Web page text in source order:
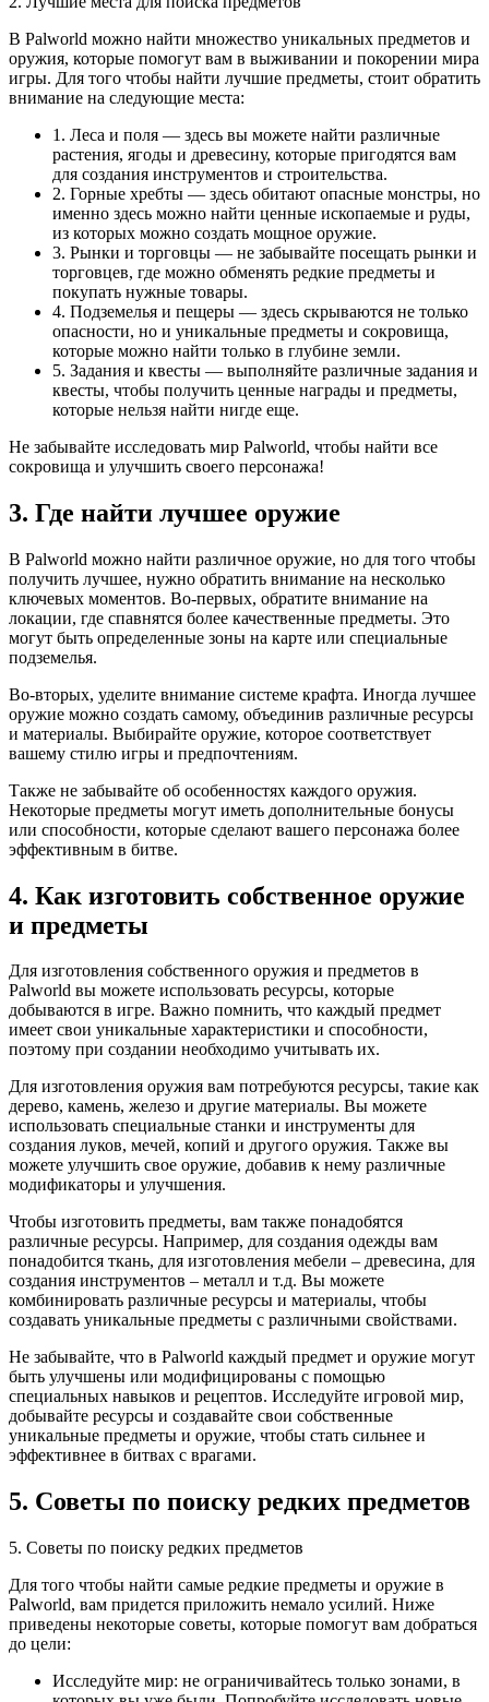
В Palworld можно найти множество уникальных предметов и
оружия, которые помогут вам в выживании и покорении мира
игры. Для того чтобы найти лучшие предметы, стоит обратить
внимание на следующие места:
1. Леса и поля — здесь вы можете найти различные
растения, ягоды и древесину, которые пригодятся вам
для создания инструментов и строительства.
2. Горные хребты — здесь обитают опасные монстры, но
именно здесь можно найти ценные ископаемые и руды,
из которых можно создать мощное оружие.
3. Рынки и торговцы — не забывайте посещать рынки и
торговцев, где можно обменять редкие предметы и
покупать нужные товары.
4. Подземелья и пещеры — здесь скрываются не только
опасности, но и уникальные предметы и сокровища,
которые можно найти только в глубине земли.
5. Задания и квесты — выполняйте различные задания и
квесты, чтобы получить ценные награды и предметы,
которые нельзя найти нигде еще.
Не забывайте исследовать мир Palworld, чтобы найти все
сокровища и улучшить своего персонажа!
3. Где найти лучшее оружие
В Palworld можно найти различное оружие, но для того чтобы
получить лучшее, нужно обратить внимание на несколько
ключевых моментов. Во-первых, обратите внимание на
локации, где спавнятся более качественные предметы. Это
могут быть определенные зоны на карте или специальные
подземелья.
Во-вторых, уделите внимание системе крафта. Иногда лучшее
оружие можно создать самому, объединив различные ресурсы
и материалы. Выбирайте оружие, которое соответствует
вашему стилю игры и предпочтениям.
Также не забывайте об особенностях каждого оружия.
Некоторые предметы могут иметь дополнительные бонусы
или способности, которые сделают вашего персонажа более
эффективным в битве.
4. Как изготовить собственное оружие
и предметы
Для изготовления собственного оружия и предметов в
Palworld вы можете использовать ресурсы, которые
добываются в игре. Важно помнить, что каждый предмет
имеет свои уникальные характеристики и способности,
поэтому при создании необходимо учитывать их.
Для изготовления оружия вам потребуются ресурсы, такие как
дерево, камень, железо и другие материалы. Вы можете
использовать специальные станки и инструменты для
создания луков, мечей, копий и другого оружия. Также вы
можете улучшить свое оружие, добавив к нему различные
модификаторы и улучшения.
Чтобы изготовить предметы, вам также понадобятся
различные ресурсы. Например, для создания одежды вам
понадобится ткань, для изготовления мебели – древесина, для
создания инструментов – металл и т.д. Вы можете
комбинировать различные ресурсы и материалы, чтобы
создавать уникальные предметы с различными свойствами.
Не забывайте, что в Palworld каждый предмет и оружие могут
быть улучшены или модифицированы с помощью
специальных навыков и рецептов. Исследуйте игровой мир,
добывайте ресурсы и создавайте свои собственные
уникальные предметы и оружие, чтобы стать сильнее и
эффективнее в битвах с врагами.
5. Советы по поиску редких предметов
5. Советы по поиску редких предметов
Для того чтобы найти самые редкие предметы и оружие в
Palworld, вам придется приложить немало усилий. Ниже
приведены некоторые советы, которые помогут вам добраться
до цели:
Исследуйте мир: не ограничивайтесь только зонами, в